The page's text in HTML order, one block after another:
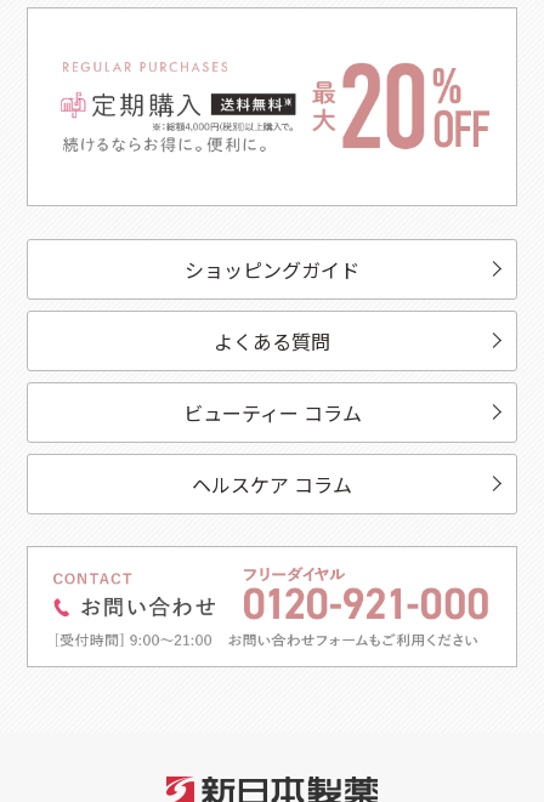
ショッピングガイド
よくある質問
ビューティー コラム
ヘルスケア コラム